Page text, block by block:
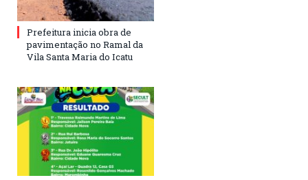
Prefeitura inicia obra de
pavimentação no Ramal da
Vila Santa Maria do Icatu